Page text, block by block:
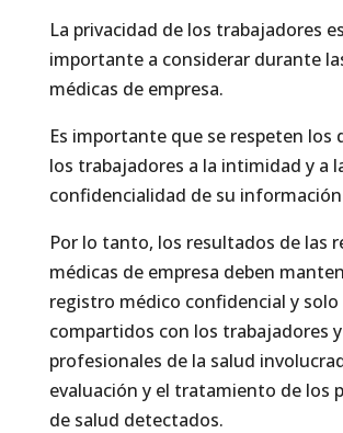
La privacidad de los trabajadores
importante a considerar durante
médicas de empresa.
Es importante que se respeten los
los trabajadores a la intimidad y a
confidencialidad de su
Por lo tanto, los resultados de las
médicas de empresa deben
registro médico confidencial y solo
compartidos con los trabajadores
profesionales de la salud
evaluación y el tratamiento de los
de salud detectados.